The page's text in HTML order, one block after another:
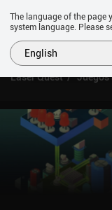
Laser Quest
The language of the page
system language. Please
English